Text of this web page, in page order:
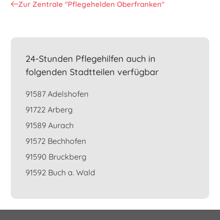
Zur Zentrale "Pflegehelden Oberfranken"
24-Stunden Pflegehilfen auch in
folgenden Stadtteilen verfügbar
91587 Adelshofen
91722 Arberg
91589 Aurach
91572 Bechhofen
91590 Bruckberg
91592 Buch a. Wald